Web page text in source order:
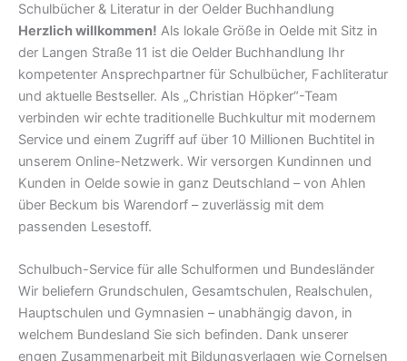
Schulbücher & Literatur in der Oelder Buchhandlung
Herzlich willkommen! Als lokale Größe in Oelde mit Sitz in
der Langen Straße 11 ist die Oelder Buchhandlung Ihr
kompetenter Ansprechpartner für Schulbücher, Fachliteratur
und aktuelle Bestseller. Als „Christian Höpker“-Team
verbinden wir echte traditionelle Buchkultur mit modernem
Service und einem Zugriff auf über 10 Millionen Buchtitel in
unserem Online-Netzwerk. Wir versorgen Kundinnen und
Kunden in Oelde sowie in ganz Deutschland – von Ahlen
über Beckum bis Warendorf – zuverlässig mit dem
passenden Lesestoff.
Schulbuch-Service für alle Schulformen und Bundesländer
Wir beliefern Grundschulen, Gesamtschulen, Realschulen,
Hauptschulen und Gymnasien – unabhängig davon, in
welchem Bundesland Sie sich befinden. Dank unserer
engen Zusammenarbeit mit Bildungsverlagen wie Cornelsen